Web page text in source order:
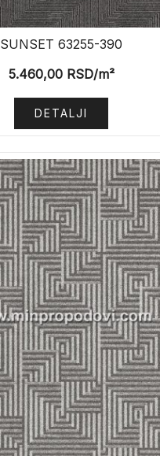
SUNSET 63255-390
5.460,00RSD/m²
DETALJI